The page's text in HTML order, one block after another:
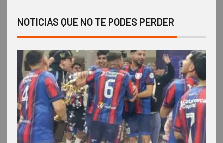
NOTICIAS QUE NO TE PODES PERDER